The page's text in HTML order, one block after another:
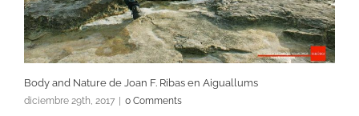
Body and Nature de Joan F. Ribas en Aiguallums
diciembre 29th, 2017 | 0 Comments